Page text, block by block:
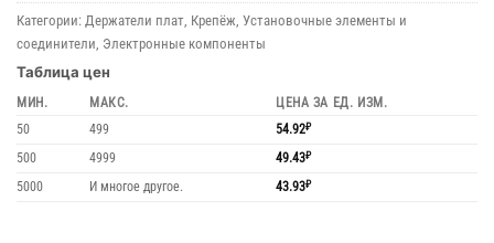
Категории: Держатели плат Крепёж Установочные элементы и
соединители Электронные компоненты
Таблица цен
МИН. МАКС.
ЦЕНА ЗА ЕД. ИЗМ.
50
499 54.92₽
500 4999 49.43₽
5000 И многое другое. 43.93₽